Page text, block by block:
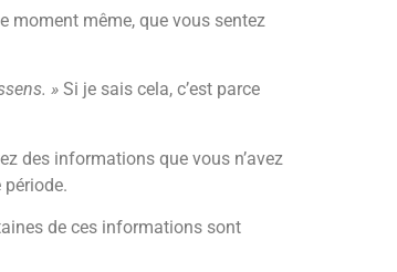
moment même, que vous sentez
» Si je sais cela, c’est parce
des informations que vous n’avez
de ces informations sont